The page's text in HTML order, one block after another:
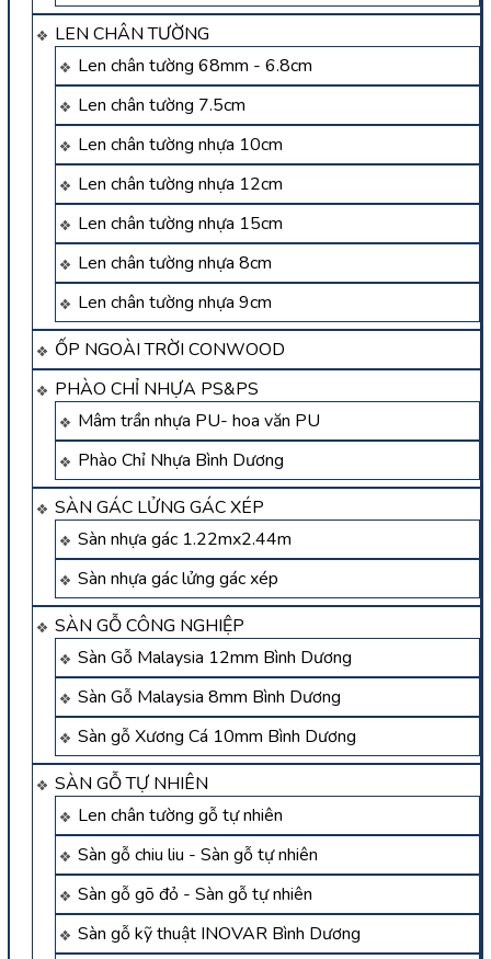
LEN CHÂN TƯỜNG
Len chân tường 68mm - 6.8cm
Len chân tường 7.5cm
Len chân tường nhựa 10cm
Len chân tường nhựa 12cm
Len chân tường nhựa 15cm
Len chân tường nhựa 8cm
Len chân tường nhựa 9cm
ỐP NGOÀI TRỜI CONWOOD
PHÀO CHỈ NHỰA PS&PS
Mâm trần nhựa PU- hoa văn PU
Phào Chỉ Nhựa Bình Dương
SÀN GÁC LỬNG GÁC XÉP
Sàn nhựa gác 1.22mx2.44m
Sàn nhựa gác lửng gác xép
SÀN GỖ CÔNG NGHIỆP
Sàn Gỗ Malaysia 12mm Bình Dương
Sàn Gỗ Malaysia 8mm Bình Dương
Sàn gỗ Xương Cá 10mm Bình Dương
SÀN GỖ TỰ NHIÊN
Len chân tường gỗ tự nhiên
Sàn gỗ chiu liu - Sàn gỗ tự nhiên
Sàn gỗ gõ đỏ - Sàn gỗ tự nhiên
Sàn gỗ kỹ thuật INOVAR Bình Dương